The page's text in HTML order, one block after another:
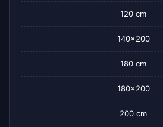
120 cm
140×200
180 cm
180×200
200 cm